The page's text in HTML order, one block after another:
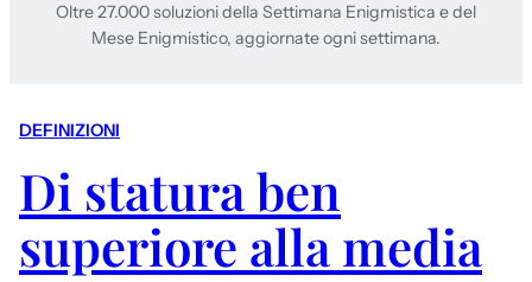
Oltre 27.000 soluzioni della Settimana Enigmistica e del
Mese Enigmistico, aggiornate ogni settimana.
DEFINIZIONI
Di statura ben
superiore alla media